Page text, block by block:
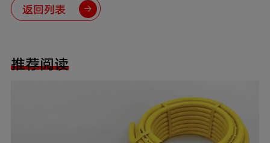
返回列表
推荐阅读